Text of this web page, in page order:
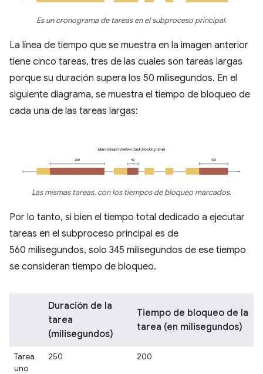
Es un cronograma de tareas en el subproceso principal.
La línea de tiempo que se muestra en la imagen anterior
tiene cinco tareas, tres de las cuales son tareas largas
porque su duración supera los 50 milisegundos. En el
siguiente diagrama, se muestra el tiempo de bloqueo de
cada una de las tareas largas:
Las mismas tareas, con los tiempos de bloqueo marcados.
Por lo tanto, si bien el tiempo total dedicado a ejecutar
tareas en el subproceso principal es de
560 milisegundos, solo 345 milisegundos de ese tiempo
se consideran tiempo de bloqueo.
Duración de la
tarea
(milisegundos)
Tiempo de bloqueo de la
tarea (en milisegundos)
Tarea
uno
250 200